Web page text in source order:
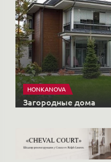
HONKANOVA
Загородные дома